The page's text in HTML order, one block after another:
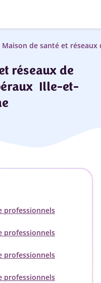
réseaux de
Ille-et-
professionnels
professionnels
professionnels
professionnels